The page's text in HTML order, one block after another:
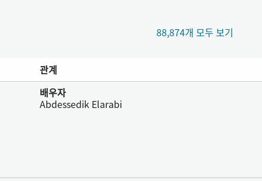
88,874개 모두 보기
관계
배우자
Abdessedik Elarabi